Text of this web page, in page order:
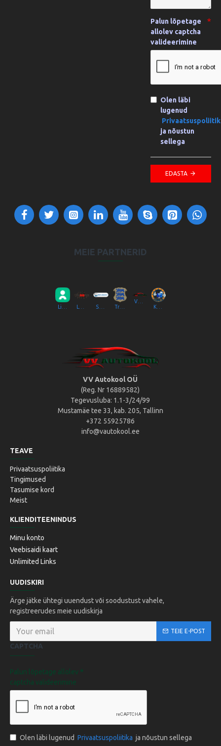
Palun lõpetage
allolev captcha
valideerimine
Olen läbi
lugenud
ja nõustun
sellega
EDASTA
MEIE PARTNERID
VV Autokool OÜ
VV Autokool OÜ
(Reg. Nr 16889582)
Tegevusluba: 1.1-3/24/99
Mustamäe tee 33, kab. 205, Tallinn
+372 55925786
info@vautokool.ee
TEAVE
Privaatsuspoliitika
Tingimused
Tasumise kord
Meist
KLIENDITEENINDUS
Minu konto
Veebisaidi kaart
Unlimited Links
UUDISKIRI
Ärge jätke ühtegi uuendust või soodustust vahele,
registreerudes meie uudiskirja
TEIE E-POST
CAPTCHA
Palun lõpetage allolev
captcha valideerimine
Olen läbi lugenud Privaatsuspoliitika ja nõustun sellega